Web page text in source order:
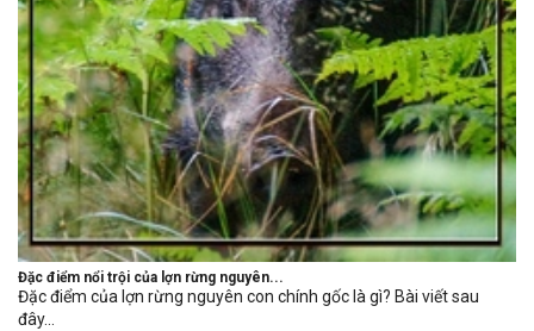
Đặc điểm nổi trội của lợn rừng nguyên...
Đặc điểm của lợn rừng nguyên con chính gốc là gì? Bài viết sau
đây...